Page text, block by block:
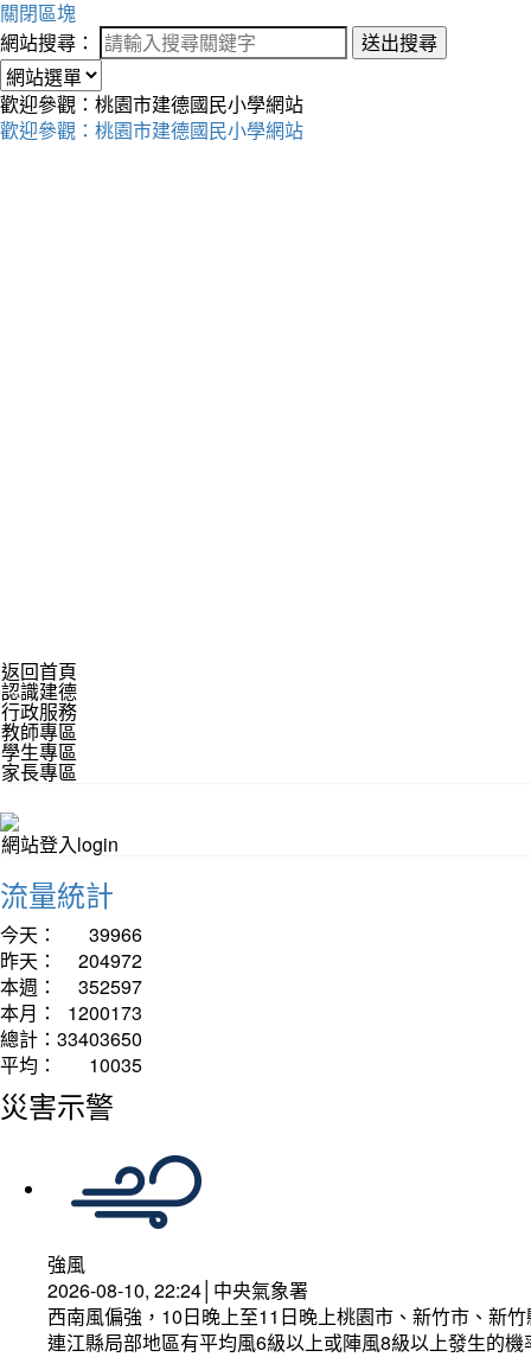
關閉區塊
網站搜尋：
送出搜尋
歡迎參觀：桃園市建德國民小學網站
歡迎參觀：桃園市建德國民小學網站
返回首頁
認識建德
行政服務
教師專區
學生專區
家長專區
網站登入login
流量統計
今天：
39966
昨天：
204972
本週：
352597
本月：
1200173
總計： 33403650
平均：
10035
災害示警
強風
2026-08-10, 22:24│中央氣象署
西南風偏強，10日晚上至11日晚上桃園市、新竹市、新
連江縣局部地區有平均風6級以上或陣風8級以上發生的